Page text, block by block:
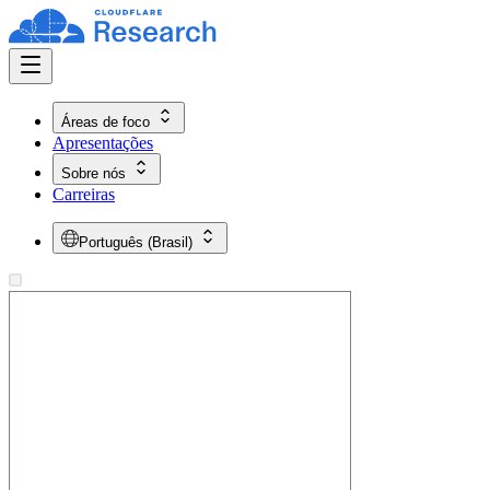
Áreas de foco
Apresentações
Sobre nós
Carreiras
Português (Brasil)